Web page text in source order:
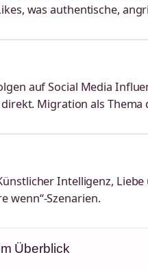
was authentische,
auf Social Media
Migration als Thema
Intelligenz,
wenn“-Szenarien.
Überblick